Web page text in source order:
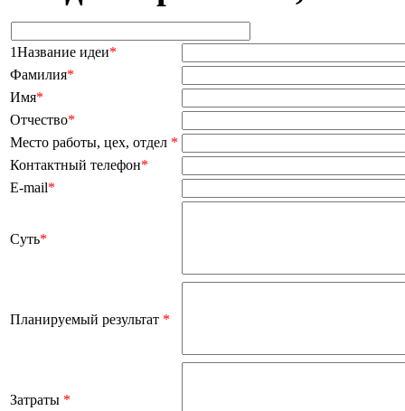
1Название идеи*
Фамилия*
Имя*
Отчество*
Место работы, цех, отдел *
Контактный телефон*
E-mail*
Суть*
Планируемый результат *
Затраты *